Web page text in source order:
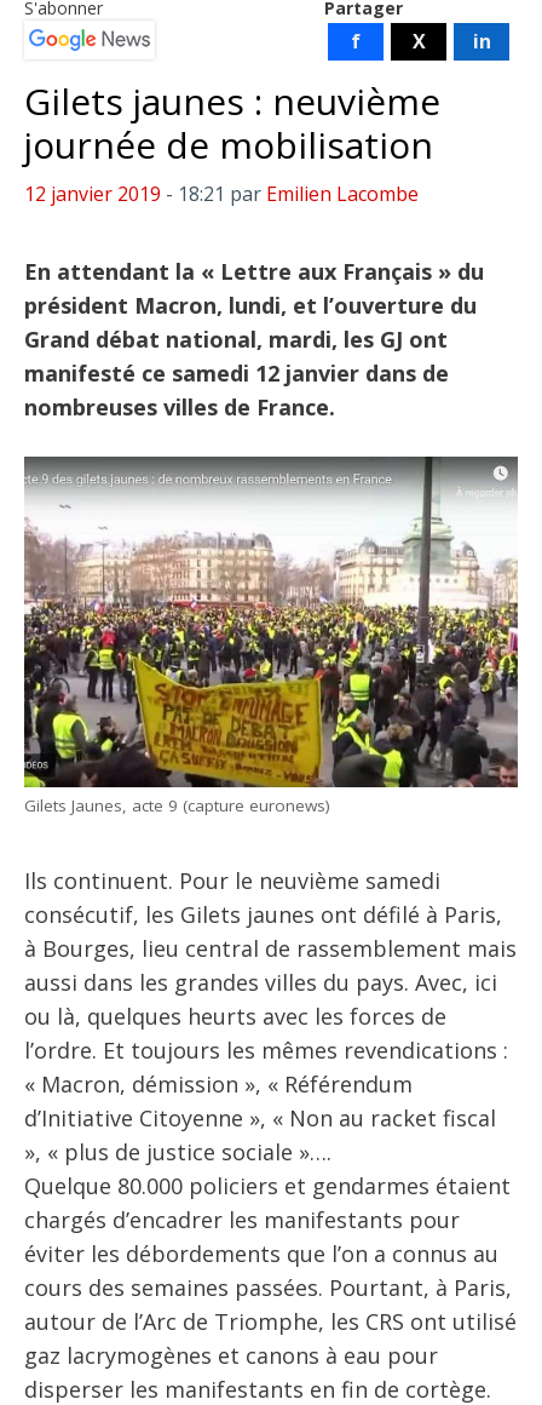
Partager
f X in
S'abonner
Gilets jaunes : neuvième
journée de mobilisation
12 janvier 2019 - 18:21 par Emilien Lacombe
En attendant la « Lettre aux Français » du
président Macron, lundi, et l’ouverture du
Grand débat national, mardi, les GJ ont
manifesté ce samedi 12 janvier dans de
nombreuses villes de France.
Gilets Jaunes, acte 9 (capture euronews)
Ils continuent. Pour le neuvième samedi
consécutif, les Gilets jaunes ont défilé à Paris,
à Bourges, lieu central de rassemblement mais
aussi dans les grandes villes du pays. Avec, ici
ou là, quelques heurts avec les forces de
l’ordre. Et toujours les mêmes revendications :
« Macron, démission », « Référendum
d’Initiative Citoyenne », « Non au racket fiscal
», « plus de justice sociale »….
Quelque 80.000 policiers et gendarmes étaient
chargés d’encadrer les manifestants pour
éviter les débordements que l’on a connus au
cours des semaines passées. Pourtant, à Paris,
autour de l’Arc de Triomphe, les CRS ont utilisé
gaz lacrymogènes et canons à eau pour
disperser les manifestants en fin de cortège.